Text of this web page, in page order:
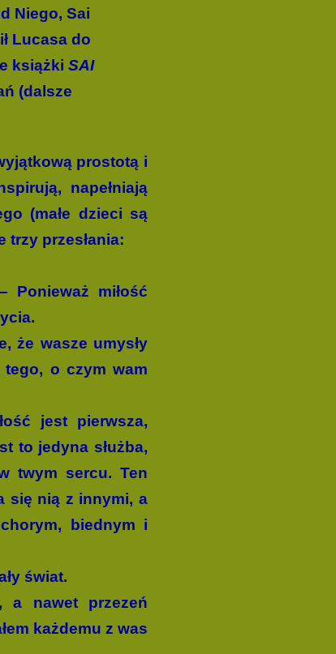
Niego, Sai
Lucasa do
książki SAI
(dalsze
prostotą i
napełniają
(małe dzieci są
trzy przesłania:
miłość
że wasze umysły
tego, o czym wam
jest pierwsza,
to jedyna służba,
twym sercu. Ten
się nią z innymi, a
biednym i
świat.
a nawet przezeń
każdemu z was